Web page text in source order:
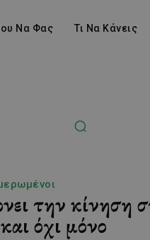
Να Φας Τι Να Κάνεις
την κίνηση
όχι μόνο